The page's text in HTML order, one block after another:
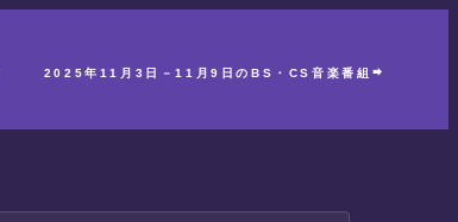
2025年11月3日－11月9日のBS・CS音楽番組